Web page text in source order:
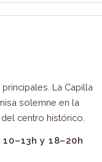
La Capilla
solemne en la
centro histórico.
y 18–20h